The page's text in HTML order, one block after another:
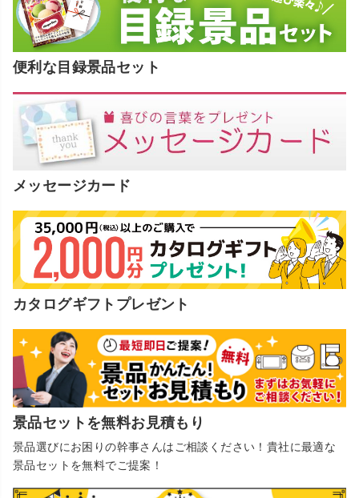
便利な目録景品セット
メッセージカード
カタログギフトプレゼント
景品セットを無料お見積もり
景品選びにお困りの幹事さんはご相談ください！貴社に最適な
景品セットを無料でご提案！